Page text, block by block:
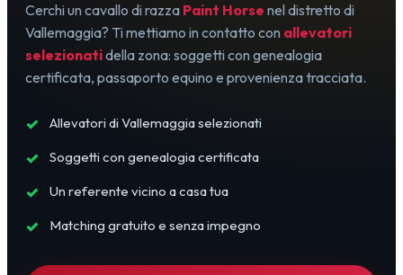
Cerchi un cavallo di razza Paint Horse nel distretto di
Vallemaggia? Ti mettiamo in contatto con allevatori
selezionatidella zona: soggetti con genealogia
certificata, passaporto equino e provenienza tracciata.
Allevatori di Vallemaggia selezionati
Soggetti con genealogia certificata
Un referente vicino a casa tua
Matching gratuito e senza impegno